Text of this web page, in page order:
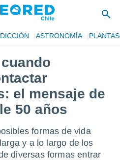
ASTRONOMÍA PLANTAS
el mensaje de
50 años
formas de vida
y a lo largo de los
diversas formas entrar